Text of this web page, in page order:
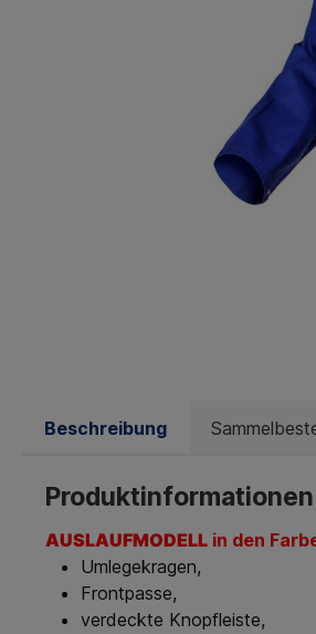
Beschreibung
Produktinformationen
AUSLAUFMODELL in den
Umlegekragen,
Frontpasse,
verdeckte Knopfleiste,